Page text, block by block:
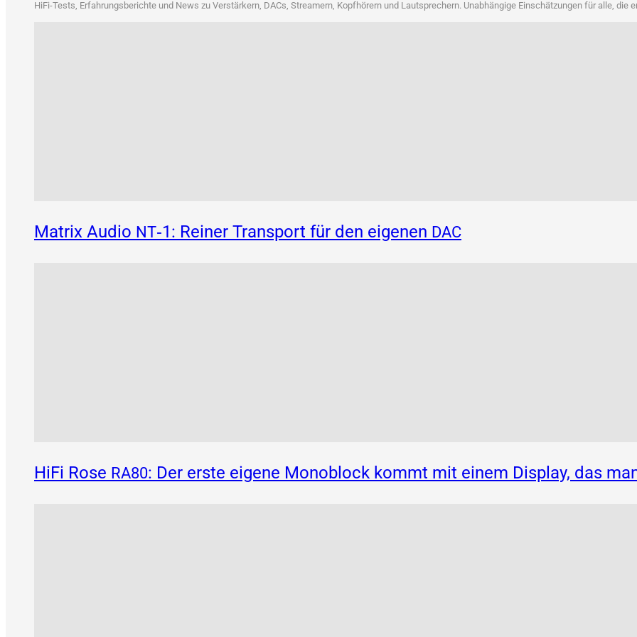
HiFi-Tests, Erfah­rungs­be­rich­te und News zu Ver­stär­kern, DACs, Strea­mern, Kopf­hö­rern und Laut­spre­chern. Unab­hän­gi­ge Ein­schät­zun­gen für alle, die
Matrix Audio NT‑1: Reiner Transport für den eigenen DAC
HiFi Rose RA80: Der erste eigene Monoblock kommt mit einem Display, das